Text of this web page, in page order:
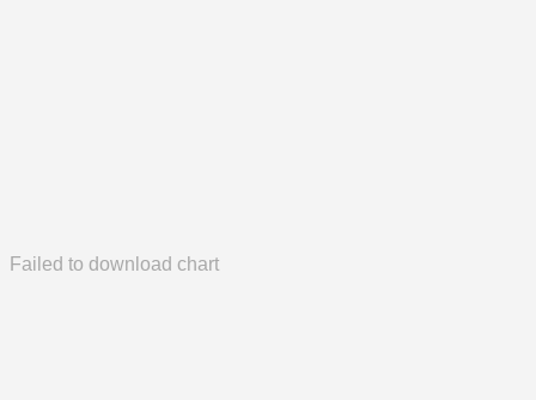
Failed to download chart